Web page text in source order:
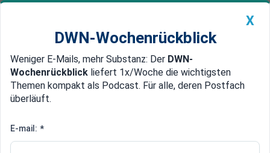
Newsticker MEIN DWN: Geldanlage Premium
Edelmetalle DWN-Magazin China
Rückgang in den Läden: Händler
X
DWN-Wochenrückblick
Weniger E-Mails, mehr Substanz: Der DWN-
Wochenrückblick liefert 1x/Woche die wichtigsten
Themen kompakt als Podcast. Für alle, deren Postfach
überläuft.
E-mail: *